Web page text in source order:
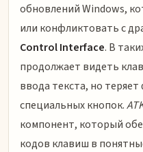
обновлений Windows,
или конфликтовать с
Control Interface. В
продолжает видеть
ввода текста, но
специальных кнопок.
компонент, который
кодов клавиш в